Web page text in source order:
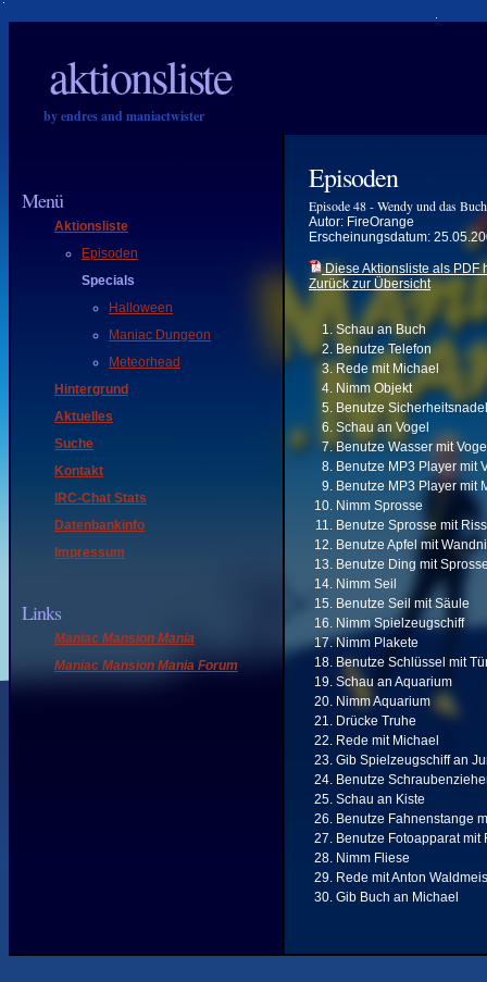
aktionsliste
by endres and maniactwister
Menü
Aktionsliste
Episoden
Specials
Halloween
Maniac Dungeon
Meteorhead
Hintergrund
Aktuelles
Suche
Kontakt
IRC-Chat Stats
Datenbankinfo
Impressum
Links
Maniac Mansion Mania
Maniac Mansion Mania Forum
Episoden
Episode 48 - Wendy und das
Autor: FireOrange
Erscheinungsdatum:
Diese Aktionsliste als PDF
Zurück zur Übersicht
Schau an Buch
Benutze Telefon
Rede mit Michael
Nimm Objekt
Benutze
Schau an Vogel
Benutze Wasser mit
Benutze MP3 Player mit
Benutze MP3 Player mit
Nimm Sprosse
Benutze Sprosse mit
Benutze Apfel mit
Benutze Ding mit
Nimm Seil
Benutze Seil mit Säule
Nimm Spielzeugschiff
Nimm Plakete
Benutze Schlüssel mit
Schau an Aquarium
Nimm Aquarium
Drücke Truhe
Rede mit Michael
Gib Spielzeugschiff an
Benutze
Schau an Kiste
Benutze Fahnenstange
Benutze Fotoapparat mit
Nimm Fliese
Rede mit Anton
Gib Buch an Michael